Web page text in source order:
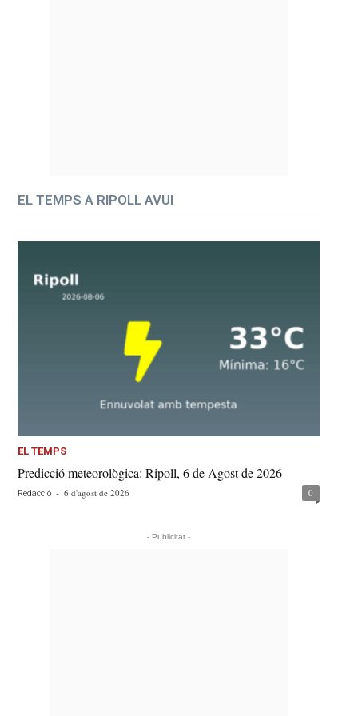
EL TEMPS A RIPOLL AVUI
EL TEMPS
Predicció meteorològica: Ripoll, 6 de Agost de 2026
Redacció - 6 d'agost de 2026 0
- Publicitat -